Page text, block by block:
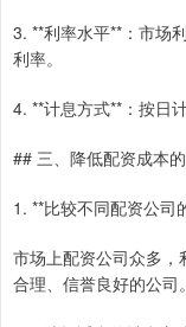
3. **利率水平**：市场
利率。
4. **计息方式**：按日
## 三、降低配资成本
1. **比较不同配资公司
市场上配资公司众多
合理、信誉良好的公司。